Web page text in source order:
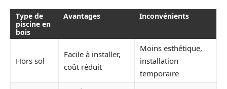
Type de
piscine en
bois
Avantages Inconvénients
Hors sol
Facile à installer,
coût réduit
Moins esthétique,
installation
temporaire